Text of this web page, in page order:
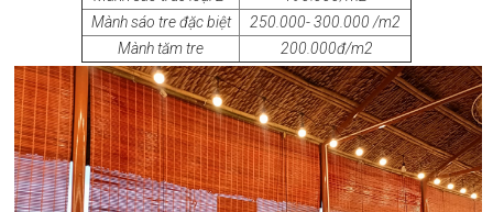
Mành sáo tre đặc biệt
250.000- 300.000 /m2
Mành tăm tre
200.000đ/m2